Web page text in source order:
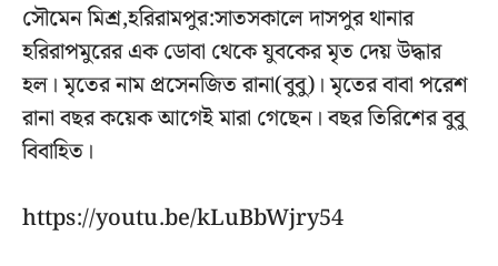
সৌমেন মিশ্র,হরিরামপুর:সাতসকালে দাসপুর থানার
হরিরাপমুরের এক ডোবা থেকে যুবকের মৃত দেয় উদ্ধার
হল। মৃতের নাম প্রসেনজিত রানা(বুবু)। মৃতের বাবা পরেশ
রানা বছর কয়েক আগেই মারা গেছেন। বছর তিরিশের বুবু
বিবাহিত।
https://youtu.be/kLuBbWjry54